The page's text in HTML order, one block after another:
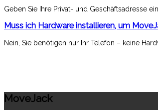
Geben Sie Ihre Privat- und Geschäftsadresse
Muss ich Hardware installieren, um
Nein, Sie benötigen nur Ihr Telefon – keine
MoveJack